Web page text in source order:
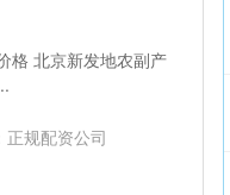
格 北京新发地农副产
正规配资公司